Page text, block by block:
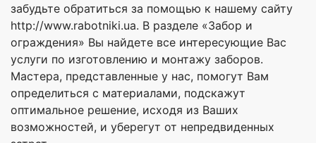
забудьте обратиться за помощью к нашему сайту
http://www.rabotniki.ua. В разделе «Забор и
ограждения» Вы найдете все интересующие Вас
услуги по изготовлению и монтажу заборов.
Мастера, представленные у нас, помогут Вам
определиться с материалами, подскажут
оптимальное решение, исходя из Ваших
возможностей, и уберегут от непредвиденных